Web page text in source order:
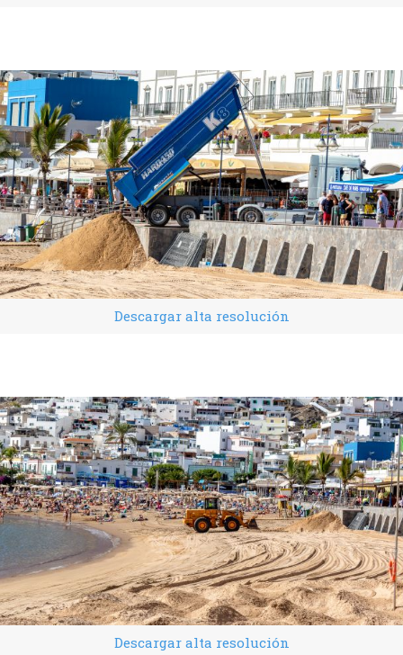
Descargar alta resolución
Descargar alta resolución